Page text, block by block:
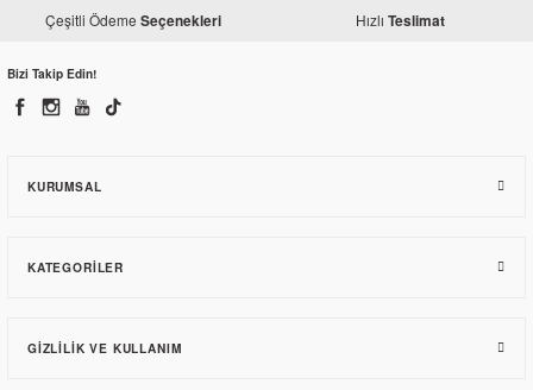
Honda
Çeşitli Ödeme Seçenekleri Hızlı Teslimat
Bizi Takip Edin!
KURUMSAL
KATEGORILER
GIZLILIK VE KULLANIM